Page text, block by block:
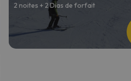
2 noites + 2 Dias de forfait